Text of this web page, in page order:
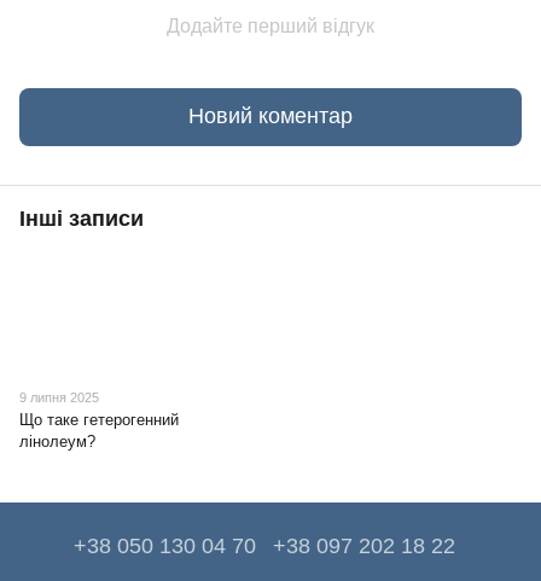
Додайте перший відгук
Новий коментар
Інші записи
9 липня 2025
Що таке гетерогенний
лінолеум?
+38 050 130 04 70 +38 097 202 18 22